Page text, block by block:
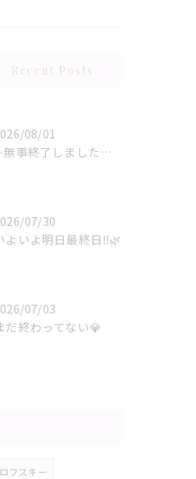
Recent Posts
08/01
🎉✨無事終了しましたー‼️✨🎉
07/30
よいよ明日最終日‼️🌿
07/03
だ終わってない💎
フスキー